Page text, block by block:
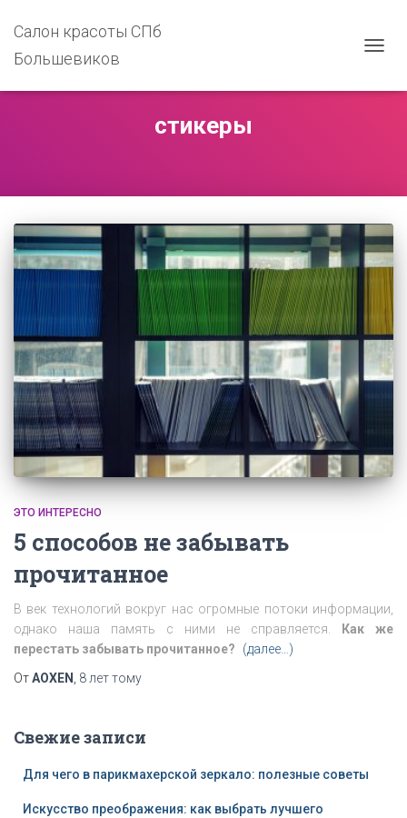
Салон красоты СПб
Большевиков
стикеры
ЭТО ИНТЕРЕСНО
5 способов не забывать
прочитанное
В век технологий вокруг нас огромные потоки информации,
однако наша память с ними не справляется.
Как же
перестать забывать прочитанное?
(далее…)
ОтAOXEN 8 леттому
Свежие записи
Для чего в парикмахерской зеркало: полезные советы
Искусство преображения: как выбрать лучшего